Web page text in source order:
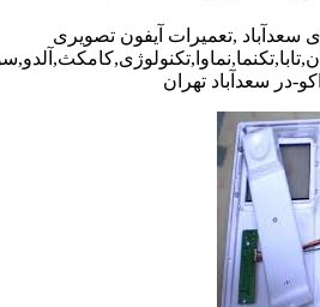
سعدآباد ,تعمیرات آیفون تصویری
در سعدآباد تهران